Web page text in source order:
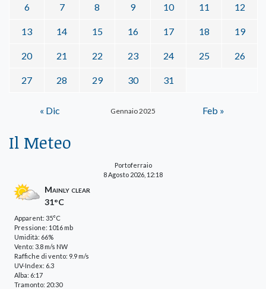
Gennaio 2025
6 7 8 9 10 11 12
13 14 15 16 17 18 19
20 21 22 23 24 25 26
27 28 29 30 31
« Dic Feb »
Il Meteo
Portoferraio
8 Agosto 2026, 12:18
Mainly clear
31°C
Apparent: 35°C
Pressione: 1016 mb
Umidità: 66%
Vento: 3.8 m/s NW
Raffiche di vento: 9.9 m/s
UV-Index: 6.3
Alba: 6:17
Tramonto: 20:30